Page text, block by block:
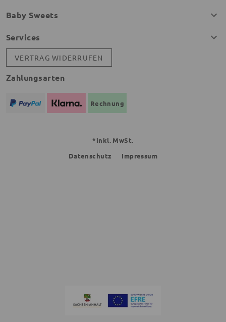
Baby Sweets
Services
VERTRAG WIDERRUFEN
Zahlungsarten
Rechnung
*inkl. MwSt.
Datenschutz
Impressum